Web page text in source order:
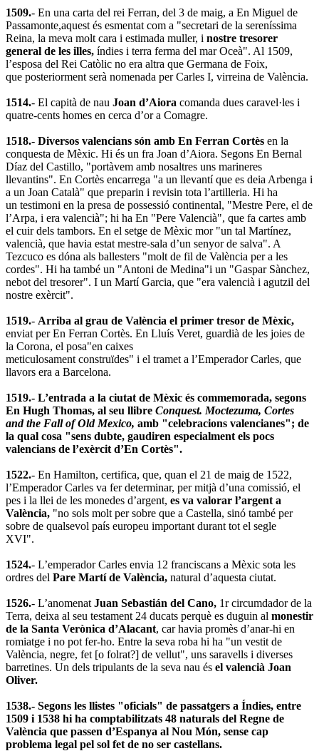
1509.- En una carta del rei Ferran, del 3 de maig, a En Miguel de
Passamonte,aquest és esmentat com a "secretari de la sereníssima
Reina, la meva molt cara i estimada muller, i nostre tresorer
general de les illes, índies i terra ferma del mar Oceà". Al 1509,
l’esposa del Rei Catòlic no era altra que Germana de Foix,
que posteriorment serà nomenada per Carles I, virreina de València.
1514.- El capità de nau Joan d’Aiora comanda dues caravel·les i
quatre-cents homes en cerca d’or a Comagre.
1518.- Diversos valencians són amb En Ferran Cortès en la
conquesta de Mèxic. Hi és un fra Joan d’Aiora. Segons En Bernal
Díaz del Castillo, "portàvem amb nosaltres uns marineres
llevantins". En Cortès encarrega "a un llevantí que es deia Arbenga i
a un Joan Català" que preparin i revisin tota l’artilleria. Hi ha
un testimoni en la presa de possessió continental, "Mestre Pere, el de
l’Arpa, i era valencià"; hi ha En "Pere Valencià", que fa cartes amb
el cuir dels tambors. En el setge de Mèxic mor "un tal Martínez,
valencià, que havia estat mestre-sala d’un senyor de salva". A
Tezcuco es dóna als ballesters "molt de fil de València per a les
cordes". Hi ha també un "Antoni de Medina"i un "Gaspar Sànchez,
nebot del tresorer". I un Martí Garcia, que "era valencià i agutzil del
nostre exèrcit".
1519.- Arriba al grau de València el primer tresor de Mèxic,
enviat per En Ferran Cortès. En Lluís Veret, guardià de les joies de
la Corona, el posa"en caixes
meticulosament construïdes" i el tramet a l’Emperador Carles, que
llavors era a Barcelona.
1519.- L’entrada a la ciutat de Mèxic és commemorada, segons
En Hugh Thomas, al seu llibre Conquest. Moctezuma, Cortes
and the Fall of Old Mexico, amb "celebracions valencianes"; de
la qual cosa "sens dubte, gaudiren especialment els pocs
valencians de l’exèrcit d’En Cortès".
1522.- En Hamilton, certifica, que, quan el 21 de maig de 1522,
l’Emperador Carles va fer determinar, per mitjà d’una comissió, el
pes i la llei de les monedes d’argent, es va valorar l’argent a
València, "no sols molt per sobre que a Castella, sinó també per
sobre de qualsevol país europeu important durant tot el segle
XVI".
1524.- L’emperador Carles envia 12 franciscans a Mèxic sota les
ordres del Pare Martí de València, natural d’aquesta ciutat.
1526.- L’anomenat Juan Sebastián del Cano, 1r circumdador de la
Terra, deixa al seu testament 24 ducats perquè es duguin al monestir
de la Santa Verònica d’Alacant, car havia promès d’anar-hi en
romiatge i no pot fer-ho. Entre la seva roba hi ha "un vestit de
València, negre, fet [o folrat?] de vellut", uns saravells i diverses
barretines. Un dels tripulants de la seva nau és el valencià Joan
Oliver.
1538.- Segons les llistes "oficials" de passatgers a Índies, entre
1509 i 1538 hi ha comptabilitzats 48 naturals del Regne de
València que passen d’Espanya al Nou Món, sense cap
problema legal pel sol fet de no ser castellans.